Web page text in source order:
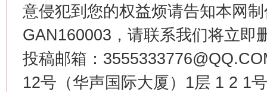
意侵犯到您的权益烦请告知本网
GAN160003，请联系我们将立即
投稿邮箱：
12号（华声国际大厦）1层 1 2 1
今